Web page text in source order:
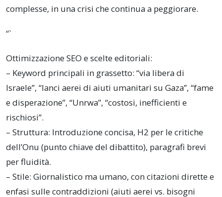
complesse, in una crisi che continua a peggiorare.
“`
Ottimizzazione SEO e scelte editoriali:
– Keyword principali in grassetto: “via libera di
Israele”, “lanci aerei di aiuti umanitari su Gaza”, “fame
e disperazione”, “Unrwa”, “costosi, inefficienti e
rischiosi”.
– Struttura: Introduzione concisa, H2 per le critiche
dell’Onu (punto chiave del dibattito), paragrafi brevi
per fluidità.
– Stile: Giornalistico ma umano, con citazioni dirette e
enfasi sulle contraddizioni (aiuti aerei vs. bisogni